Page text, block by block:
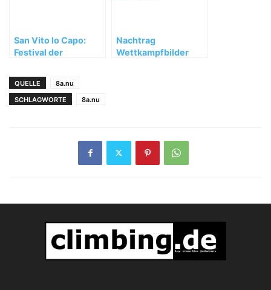
San Vito lo Capo:
Festival der
Nachtrag
Wettkampfbilder
QUELLE
8a.nu
SCHLAGWORTE
8a.nu